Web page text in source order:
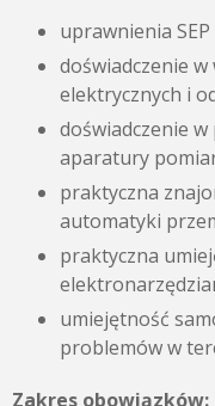
uprawnienia
doświadczenie
elektrycznych i
doświadczenie
aparatury
praktyczna
automatyki
praktyczna
umiejętność
problemów w
Zakres obowiązków: